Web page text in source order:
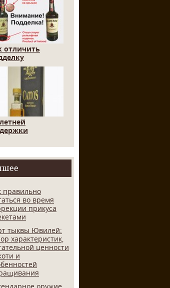
отличить
правильно
во время
прикуса
тыквы Ювилей:
характеристик,
ценности
и